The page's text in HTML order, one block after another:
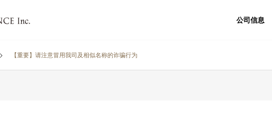
公司信息
【重要】请注意冒用我司及相似名称的诈骗行为